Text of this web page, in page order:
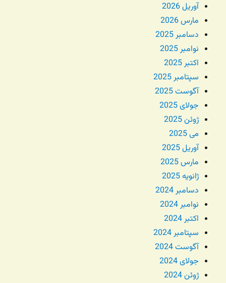
آوریل 2026
مارس 2026
دسامبر 2025
نوامبر 2025
اکتبر 2025
سپتامبر 2025
آگوست 2025
جولای 2025
ژوئن 2025
می 2025
آوریل 2025
مارس 2025
ژانویه 2025
دسامبر 2024
نوامبر 2024
اکتبر 2024
سپتامبر 2024
آگوست 2024
جولای 2024
ژوئن 2024